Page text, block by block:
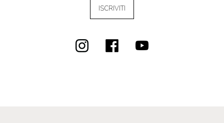
ISCRIVITI